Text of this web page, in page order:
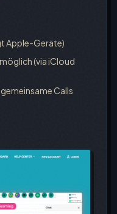
Apple-Geräte)
(via iCloud
Calls